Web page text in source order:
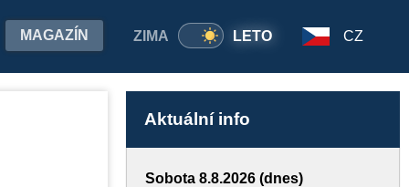
ZIMA LETO
MAGAZÍN CZ
Aktuální info
Sobota 8.8.2026 (dnes)